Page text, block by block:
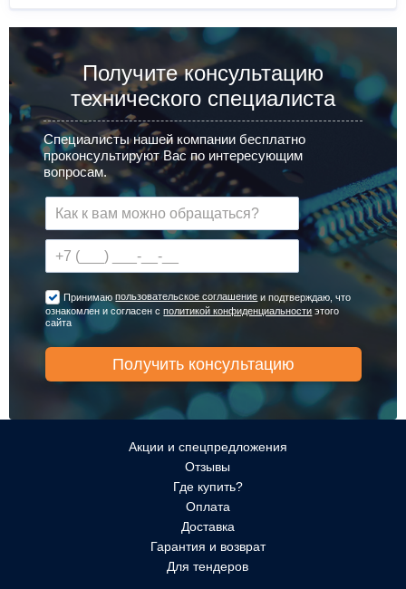
Получите консультацию
технического специалиста
Специалисты нашей компании бесплатно
проконсультируют Вас по интересующим
вопросам.
Принимаюпользовательское соглашение и подтверждаю, что
ознакомлен и согласен сполитикой конфиденциальности этого
сайта
Акции и спецпредложения
Отзывы
Где купить?
Оплата
Доставка
Гарантия и возврат
Для тендеров